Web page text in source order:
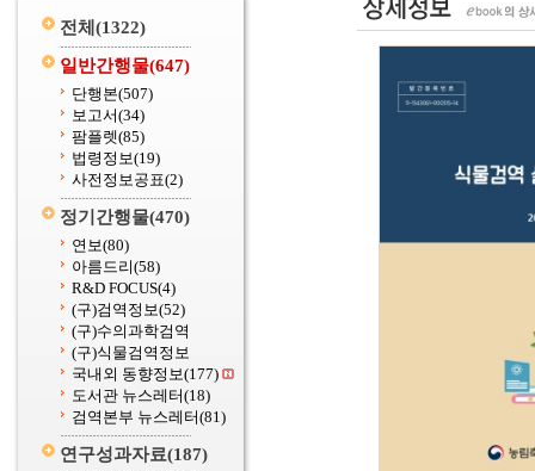
전체 (1322)
일반간행물(647)
단행본(507)
보고서(34)
팜플렛(85)
법령정보(19)
사전정보공표(2)
정기간행물(470)
연보(80)
아름드리(58)
R&D FOCUS(4)
(구)검역정보(52)
(구)수의과학검역
(구)식물검역정보
국내외 동향정보(177)
도서관 뉴스레터(18)
검역본부 뉴스레터(81)
연구성과자료(187)